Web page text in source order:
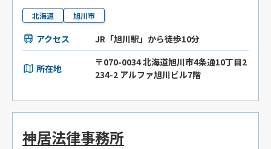
北海道 旭川市
アクセス JR「旭川駅」から徒歩10分
所在地
〒070-0034 北海道旭川市4条通10丁目2
234-2 アルファ旭川ビル7階
神居法律事務所